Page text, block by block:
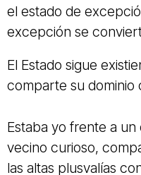
el estado de
excepción se
El Estado sigue
comparte su dominio
Estaba yo frente a
vecino curioso,
las altas plusvalías